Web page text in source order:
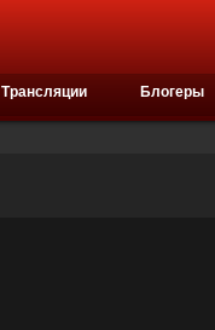
Трансляции Блогеры